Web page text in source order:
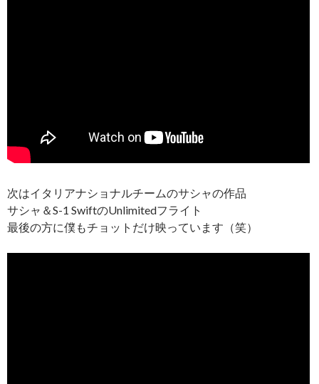
次はイタリアナショナルチームのサシャの作品
サシャ＆S-1 SwiftのUnlimitedフライト
最後の方に僕もチョットだけ映っています（笑）